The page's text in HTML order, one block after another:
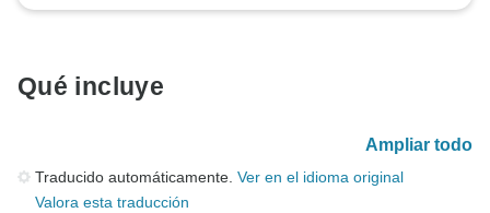
Qué incluye
Ampliar todo
Traducido automáticamente. Ver en el idioma original
Valora esta traducción